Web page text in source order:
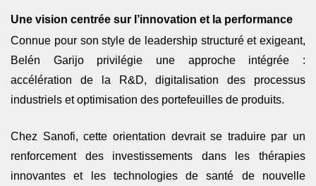
Une vision centrée sur l’innovation et la performance
Connue pour son style de leadership structuré et exigeant,
Belén Garijo privilégie une approche intégrée :
accélération de la R&D, digitalisation des processus
industriels et optimisation des portefeuilles de produits.
Chez Sanofi, cette orientation devrait se traduire par un
renforcement des investissements dans les thérapies
innovantes et les technologies de santé de nouvelle